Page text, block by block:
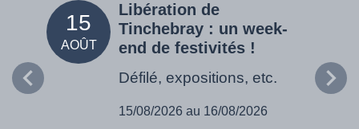
15
AOÛT
Libération de
Tinchebray : un week-
end de festivités !
Défilé, expositions, etc.
15/08/2026 au 16/08/2026